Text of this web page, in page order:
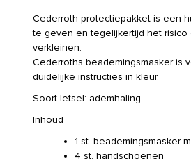
Cederroth protectiepakket is een
te geven en tegelijkertijd het
verkleinen.
Cederroths beademingsmasker is
duidelijke instructies in kleur.
Soort letsel: ademhaling
Inhoud
1 st. beademingsmasker
4 st. handschoenen